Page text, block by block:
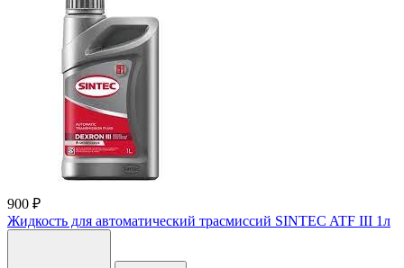
900 ₽
Жидкость для автоматический трасмиссий SINTEC ATF III 1л